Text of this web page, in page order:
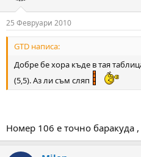
25 Февруари 2010
GTD написа:
Добре бе хора къде в тая
(5,5). Аз ли съм сляп
Номер 106 е точно баракуда